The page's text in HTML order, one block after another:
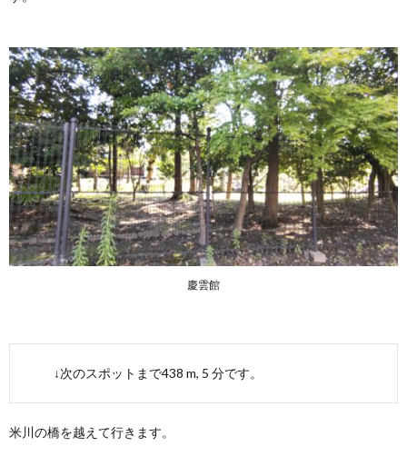
慶雲館
↓次のスポットまで438 m, 5 分です。
米川の橋を越えて行きます。